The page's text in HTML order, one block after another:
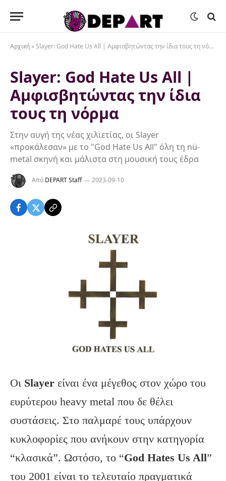
Αρχική »Slayer: God Hate Us All | Αμφισβητώντας την ίδια τους τη νόρμα
Slayer: God Hate Us All |
Αμφισβητώντας την ίδια
τους τη νόρμα
Στην αυγή της νέας χιλιετίας, οι Slayer
«προκάλεσαν» με το "God Hate Us All" όλη τη nü-
metal σκηνή και μάλιστα στη μουσική τους έδρα
Από DEPART Staff 2023-09-10
Oι Slayer είναι ένα μέγεθος στον χώρο του
ευρύτερου heavy metal που δε θέλει
συστάσεις. Στο παλμαρέ τους υπάρχουν
κυκλοφορίες που ανήκουν στην κατηγορία
“κλασικά”. Ωστόσο, το “God Hates Us All”
του 2001 είναι το τελευταίο πραγματικά